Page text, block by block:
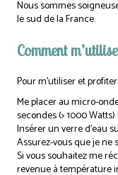
Nous sommes
le sud de la France.
Comment
Pour m’utiliser et
Me placer au micro-
secondes (> 1000
Insérer un verre d’eau
Assurez-vous que je ne
Si vous souhaitez me
revenue à température